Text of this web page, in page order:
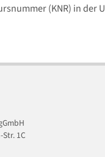
(KNR) in der
1C